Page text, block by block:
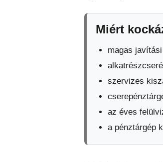
Miért
magas
szervizes
az éves
a pénztárgép